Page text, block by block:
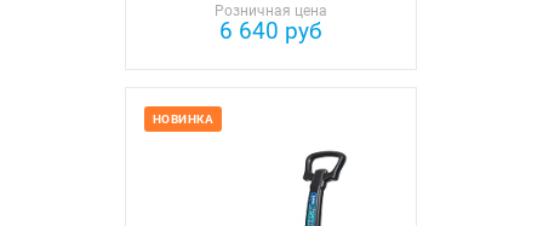
Розничная цена
6 640 руб
НОВИНКА